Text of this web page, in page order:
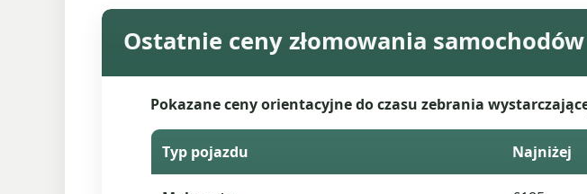
Ostatnie ceny złomowania
Pokazane ceny orientacyjne do czasu zebrania
Typ pojazdu Najniżej